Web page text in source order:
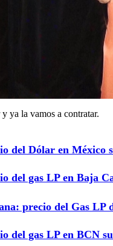
ya la vamos a contratar.
del Dólar en México
del gas LP en Baja
precio del Gas LP
del gas LP en BCN